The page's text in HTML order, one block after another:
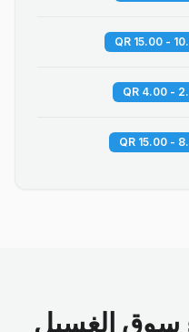
10.00 -
2.00
8.00
سوق الغسيل